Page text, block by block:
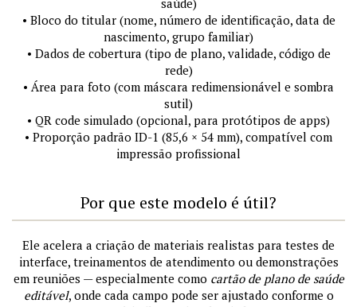
• Bloco do titular (nome, número de identificação, data de
nascimento, grupo familiar)
• Dados de cobertura (tipo de plano, validade, código de
rede)
• Área para foto (com máscara redimensionável e sombra
sutil)
• QR code simulado (opcional, para protótipos de apps)
• Proporção padrão ID-1 (85,6 × 54 mm), compatível com
impressão profissional
Por que este modelo é útil?
Ele acelera a criação de materiais realistas para testes de
interface, treinamentos de atendimento ou demonstrações
em reuniões — especialmente como cartão de plano de saúde
editável, onde cada campo pode ser ajustado conforme o